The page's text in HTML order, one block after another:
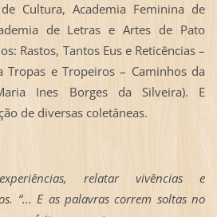
Cultura, Academia Feminina de
de Letras e Artes de Pato
Rastos, Tantos Eus e Reticências –
Tropas e Tropeiros – Caminhos da
Ines Borges da Silveira). E
de diversas coletâneas.
relatar vivências e
“... E as palavras correm soltas no